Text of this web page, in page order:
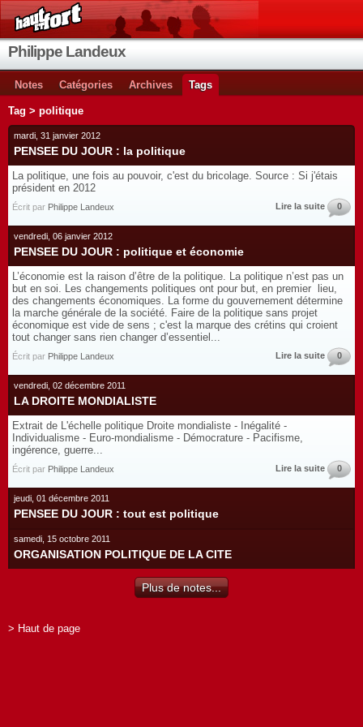
Philippe Landeux
Notes Catégories Archives Tags
Tag > politique
mardi, 31 janvier 2012
PENSEE DU JOUR : la politique
La politique, une fois au pouvoir, c'est du bricolage. Source : Si j'étais
président en 2012
Écrit par Philippe Landeux Lire la suite 0
vendredi, 06 janvier 2012
PENSEE DU JOUR : politique et économie
L’économie est la raison d’être de la politique. La politique n’est pas un
but en soi. Les changements politiques ont pour but, en premier lieu,
des changements économiques. La forme du gouvernement détermine
la marche générale de la société. Faire de la politique sans projet
économique est vide de sens ; c'est la marque des crétins qui croient
tout changer sans rien changer d’essentiel...
Écrit par Philippe Landeux Lire la suite 0
vendredi, 02 décembre 2011
LA DROITE MONDIALISTE
Extrait de L'échelle politique Droite mondialiste - Inégalité -
Individualisme - Euro-mondialisme - Démocrature - Pacifisme,
ingérence, guerre...
Écrit par Philippe Landeux Lire la suite 0
jeudi, 01 décembre 2011
PENSEE DU JOUR : tout est politique
samedi, 15 octobre 2011
ORGANISATION POLITIQUE DE LA CITE
Plus de notes...
> Haut de page